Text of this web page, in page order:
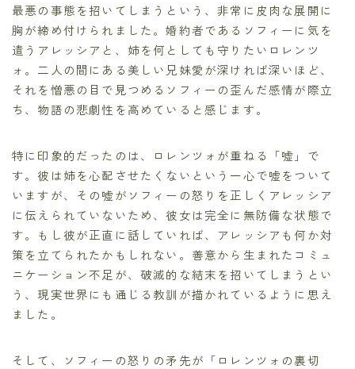
最悪の事態を招いてしまうという、非常に皮肉な展開に
胸が締め付けられました。婚約者であるソフィーに気を
遣うアレッシアと、姉を何としても守りたいロレンツ
ォ。二人の間にある美しい兄妹愛が深ければ深いほど、
それを憎悪の目で見つめるソフィーの歪んだ感情が際立
ち、物語の悲劇性を高めていると感じます。
特に印象的だったのは、ロレンツォが重ねる「嘘」で
す。彼は姉を心配させたくないという一心で嘘をついて
いますが、その嘘がソフィーの怒りを正しくアレッシア
に伝えられていないため、彼女は完全に無防備な状態で
す。もし彼が正直に話していれば、アレッシアも何か対
策を立てられたかもしれない。善意から生まれたコミュ
ニケーション不足が、破滅的な結末を招いてしまうとい
う、現実世界にも通じる教訓が描かれているように思え
ました。
そして、ソフィーの怒りの矛先が「ロレンツォの裏切